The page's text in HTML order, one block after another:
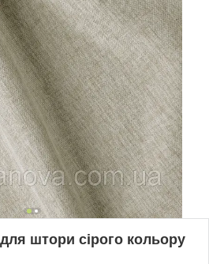
штори сірого кольору